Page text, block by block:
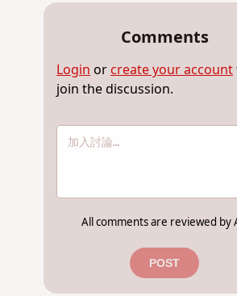
Comments
Login or create your account
join the discussion.
All comments are reviewed by
POST